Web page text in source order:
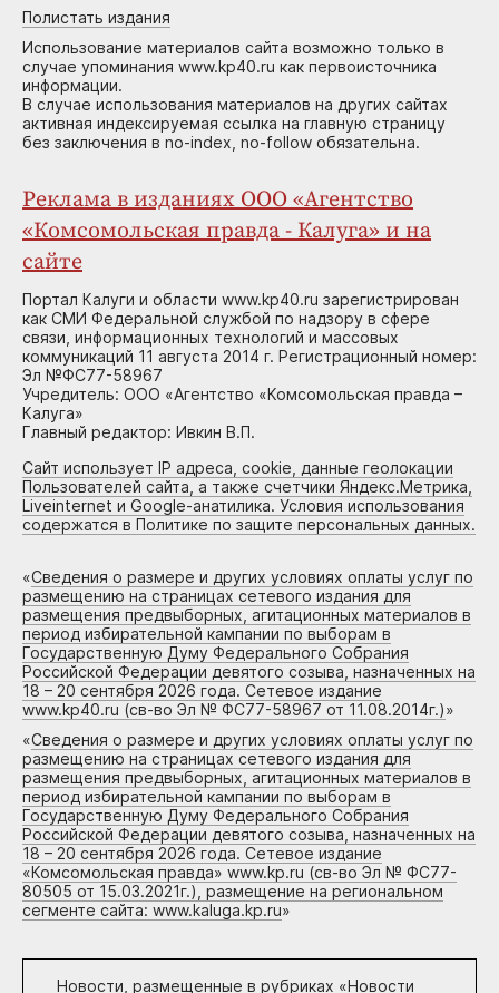
Полистать издания
Использование материалов сайта возможно только в
случае упоминания www.kp40.ru как первоисточника
информации.
В случае использования материалов на других сайтах
активная индексируемая ссылка на главную страницу
без заключения в no-index, no-follow обязательна.
Реклама в изданиях ООО «Агентство
«Комсомольская правда - Калуга» и на
сайте
Портал Калуги и области www.kp40.ru зарегистрирован
как СМИ Федеральной службой по надзору в сфере
связи, информационных технологий и массовых
коммуникаций 11 августа 2014 г. Регистрационный номер:
Эл №ФС77-58967
Учредитель: ООО «Агентство «Комсомольская правда –
Калуга»
Главный редактор: Ивкин В.П.
Сайт использует IP адреса, cookie, данные геолокации
Пользователей сайта, а также счетчики Яндекс.Метрика,
Liveinternet и Google-анатилика. Условия использования
содержатся в Политике по защите персональных данных.
«Сведения о размере и других условиях оплаты услуг по
размещению на страницах сетевого издания для
размещения предвыборных, агитационных материалов в
период избирательной кампании по выборам в
Государственную Думу Федерального Собрания
Российской Федерации девятого созыва, назначенных на
18 – 20 сентября 2026 года. Сетевое издание
www.kp40.ru (св-во Эл № ФС77-58967 от 11.08.2014г.)»
«Сведения о размере и других условиях оплаты услуг по
размещению на страницах сетевого издания для
размещения предвыборных, агитационных материалов в
период избирательной кампании по выборам в
Государственную Думу Федерального Собрания
Российской Федерации девятого созыва, назначенных на
18 – 20 сентября 2026 года. Сетевое издание
«Комсомольская правда» www.kp.ru (св-во Эл № ФС77-
80505 от 15.03.2021г.), размещение на региональном
сегменте сайта: www.kaluga.kp.ru»
Новости, размещенные в рубриках «Новости